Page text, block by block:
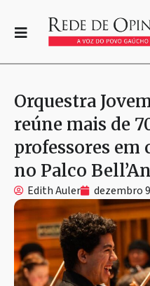
Orquestra
reúne mais de
professores
no Palco
Edith Auler dezembro